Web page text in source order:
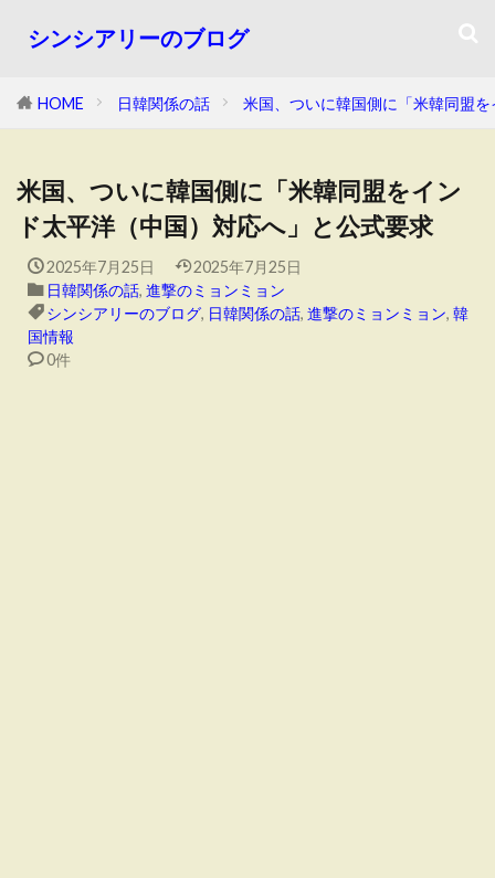
シンシアリーのブログ
HOME 日韓関係の話 米国、ついに韓国側に「米韓同盟
米国、ついに韓国側に「米韓同盟をイン
ド太平洋（中国）対応へ」と公式要求
2025年7月25日
2025年7月25日
日韓関係の話, 進撃のミョンミョン
シンシアリーのブログ, 日韓関係の話, 進撃のミョンミョン, 韓
国情報
0件